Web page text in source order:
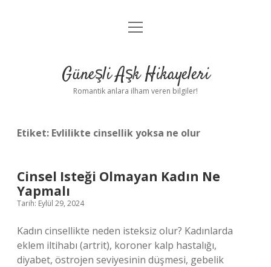
Anasayfa
Yasal Uyarı
menüyü
Güneşli Aşk Hikayeleri
Romantik anlara ilham veren bilgiler!
Etiket: Evlilikte cinsellik yoksa ne olur
Cinsel Isteği Olmayan Kadın Ne
Yapmalı
Tarih: Eylül 29, 2024
Kadın cinsellikte neden isteksiz olur? Kadınlarda
eklem iltihabı (artrit), koroner kalp hastalığı,
diyabet, östrojen seviyesinin düşmesi, gebelik